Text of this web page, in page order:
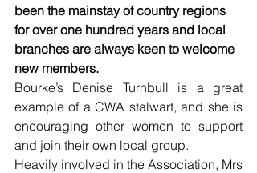
been the mainstay of country regions
for over one hundred years and local
branches are always keen to welcome
new members.
Bourke’s Denise Turnbull is a great
example of a CWA stalwart, and she is
encouraging other women to support
and join their own local group.
Heavily involved in the Association, Mrs